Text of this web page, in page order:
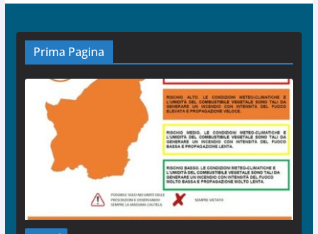
Prima Pagina